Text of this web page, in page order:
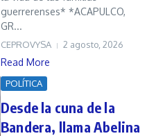
guerrerenses* *ACAPULCO,
GR...
CEPROVYSA 2 agosto, 2026
Read More
POLÍTICA
Desde la cuna de la
Bandera, llama Abelina